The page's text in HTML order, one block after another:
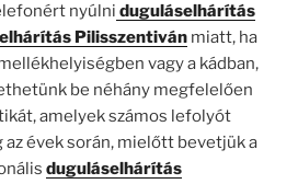
nyúlni duguláselhárítás
Pilisszentiván miatt, ha
vagy a kádban,
be néhány megfelelően
amelyek számos lefolyót
évek során, mielőtt bevetjük a
duguláselhárítás